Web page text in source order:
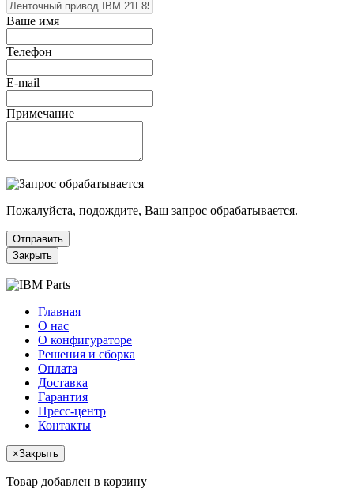
Ваше имя
Телефон
E-mail
Примечание
Пожалуйста, подождите, Ваш запрос обрабатывается.
Отправить
Закрыть
Главная
О нас
О конфигураторе
Решения и сборка
Оплата
Доставка
Гарантия
Пресс-центр
Контакты
×Закрыть
Товар добавлен в корзину